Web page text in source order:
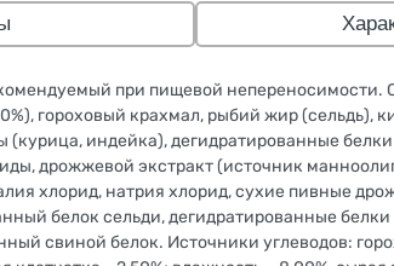
при пищевой непереносимости.
гороховый крахмал, рыбий жир (сельдь),
(курица, индейка), дегидратированные
дрожжевой экстракт (источник
хлорид, натрия хлорид, сухие пивные
белок сельди, дегидратированные
свиной белок. Источники углеводов: